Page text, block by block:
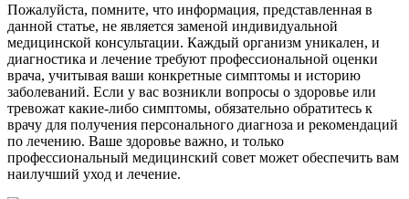
Пожалуйста, помните, что информация, представленная в
данной статье, не является заменой индивидуальной
медицинской консультации. Каждый организм уникален, и
диагностика и лечение требуют профессиональной оценки
врача, учитывая ваши конкретные симптомы и историю
заболеваний. Если у вас возникли вопросы о здоровье или
тревожат какие-либо симптомы, обязательно обратитесь к
врачу для получения персонального диагноза и рекомендаций
по лечению. Ваше здоровье важно, и только
профессиональный медицинский совет может обеспечить вам
наилучший уход и лечение.